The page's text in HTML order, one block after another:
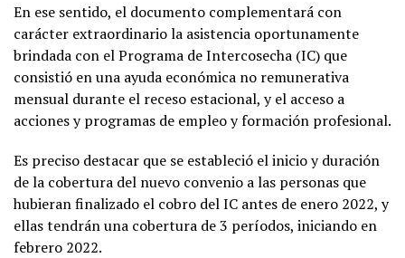
En ese sentido, el documento complementará con
carácter extraordinario la asistencia oportunamente
brindada con el Programa de Intercosecha (IC) que
consistió en una ayuda económica no remunerativa
mensual durante el receso estacional, y el acceso a
acciones y programas de empleo y formación profesional.
Es preciso destacar que se estableció el inicio y duración
de la cobertura del nuevo convenio a las personas que
hubieran finalizado el cobro del IC antes de enero 2022, y
ellas tendrán una cobertura de 3 períodos, iniciando en
febrero 2022.